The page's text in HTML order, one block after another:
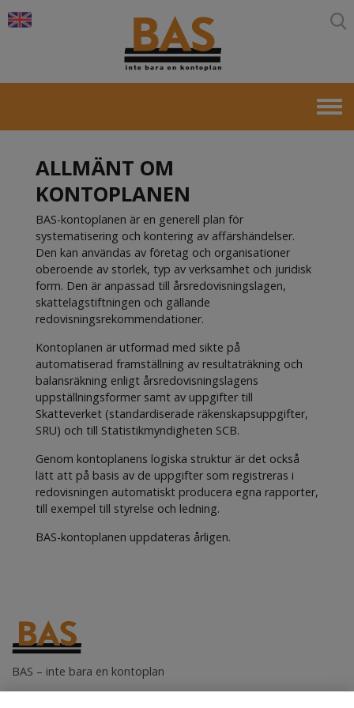
Kontoplaner
Produkter
+
Nyhetsbrev
Kontakt
About BAS
ALLMÄNT OM
KONTOPLANEN
BAS-kontoplanen är en generell plan för
systematisering och kontering av affärshändelser.
Den kan användas av företag och organisationer
oberoende av storlek, typ av verksamhet och juridisk
form. Den är anpassad till årsredovisningslagen,
skattelagstiftningen och gällande
redovisningsrekommendationer.
Kontoplanen är utformad med sikte på
automatiserad framställning av resultaträkning och
balansräkning enligt årsredovisningslagens
uppställningsformer samt av uppgifter till
Skatteverket (standardiserade räkenskapsuppgifter,
SRU) och till Statistikmyndigheten SCB.
Genom kontoplanens logiska struktur är det också
lätt att på basis av de uppgifter som registreras i
redovisningen automatiskt producera egna rapporter,
till exempel till styrelse och ledning.
BAS-kontoplanen uppdateras årligen.
BAS – inte bara en kontoplan